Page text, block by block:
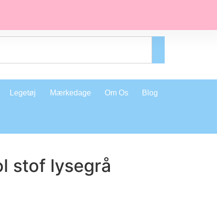
Legetøj Mærkedage Om Os Blog
stof lysegrå